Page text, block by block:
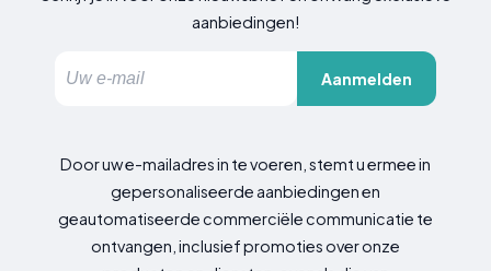
aanbiedingen!
Aanmelden
Door uw e-mailadres in te voeren, stemt u ermee in
gepersonaliseerde aanbiedingen en
geautomatiseerde commerciële communicatie te
ontvangen, inclusief promoties over onze